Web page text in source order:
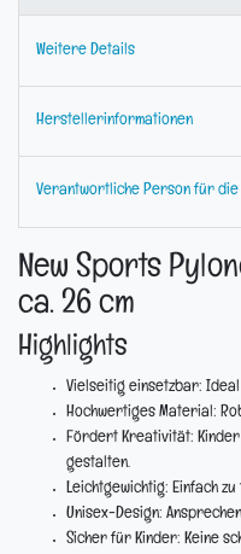
Weitere Details
Herstellerinformationen
Verantwortliche Person für die
New Sports
ca. 26 cm
Highlights
Vielseitig einsetzbar: Ideal
Hochwertiges Material:
Fördert Kreativität:
gestalten.
Leichtgewichtig: Einfach
Unisex-Design:
Sicher für Kinder: Keine